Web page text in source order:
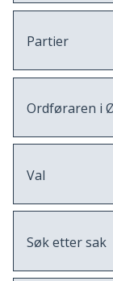
Partier
Ordføraren i
Val
Søk etter sak